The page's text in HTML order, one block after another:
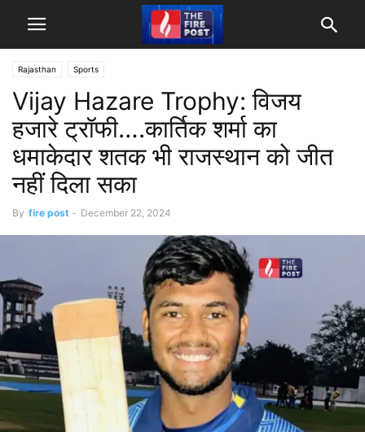
Rajasthan Sports
Vijay Hazare Trophy: विजय
हजारे ट्रॉफी….कार्तिक शर्मा का
धमाकेदार शतक भी राजस्थान को जीत
नहीं दिला सका
By fire post - December 22, 2024